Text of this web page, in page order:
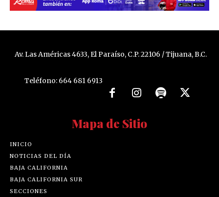
Av. Las Américas 4633, El Paraíso, C.P. 22106 / Tijuana, B.C.
Teléfono: 664 681 6913
Mapa de Sitio
INICIO
NOTICIAS DEL DÍA
BAJA CALIFORNIA
BAJA CALIFORNIA SUR
SECCIONES